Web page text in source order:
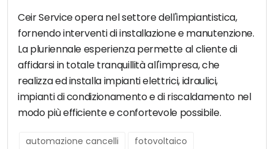
Ceir Service opera nel settore dell'impiantistica,
fornendo interventi di installazione e manutenzione.
La pluriennale esperienza permette al cliente di
affidarsi in totale tranquillità all'impresa, che
realizza ed installa impianti elettrici, idraulici,
impianti di condizionamento e di riscaldamento nel
modo più efficiente e confortevole possibile.
automazione cancelli
fotovoltaico